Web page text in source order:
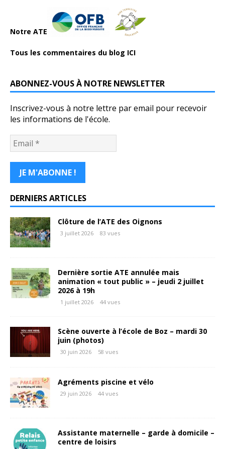
Notre ATE
Tous les commentaires du blog ICI
ABONNEZ-VOUS À NOTRE NEWSLETTER
Inscrivez-vous à notre lettre par email pour recevoir
les informations de l'école.
DERNIERS ARTICLES
Clôture de l’ATE des Oignons
3 juillet 2026 83 vues
Dernière sortie ATE annulée mais
animation « tout public » – jeudi 2 juillet
2026 à 19h
1 juillet 2026 44 vues
Scène ouverte à l’école de Boz – mardi 30
juin (photos)
30 juin 2026 58 vues
Agréments piscine et vélo
29 juin 2026 44 vues
Assistante maternelle – garde à domicile –
centre de loisirs